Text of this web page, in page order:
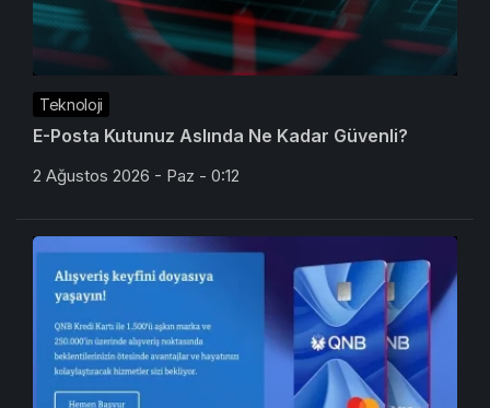
Teknoloji
E-Posta Kutunuz Aslında Ne Kadar Güvenli?
2 Ağustos 2026 - Paz - 0:12